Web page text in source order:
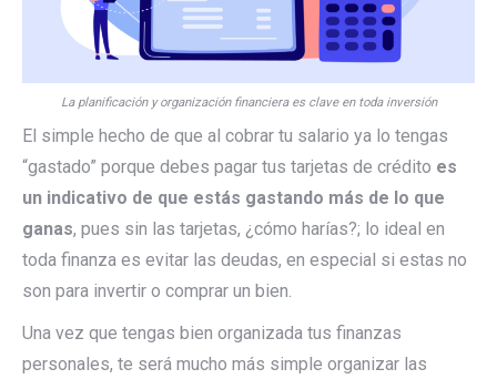
La planificación y organización financiera es clave en toda inversión
El simple hecho de que al cobrar tu salario ya lo tengas
“gastado” porque debes pagar tus tarjetas de crédito es
un indicativo de que estás gastando más de lo que
ganas, pues sin las tarjetas, ¿cómo harías?; lo ideal en
toda finanza es evitar las deudas, en especial si estas no
son para invertir o comprar un bien.
Una vez que tengas bien organizada tus finanzas
personales, te será mucho más simple organizar las